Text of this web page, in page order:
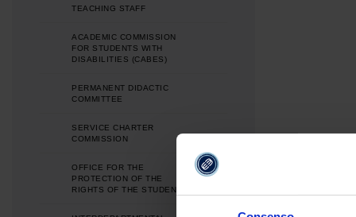
TEACHING STAFF
ACADEMIC COMMISSION
FOR STUDENTS WITH
DISABILITIES (CABES)
PERMANENT DIDACTIC
COMMITTEE
SERVICE CHARTER
COMMISSION
OFFICE FOR THE
PROTECTION OF THE
RIGHTS OF THE STUDENTS